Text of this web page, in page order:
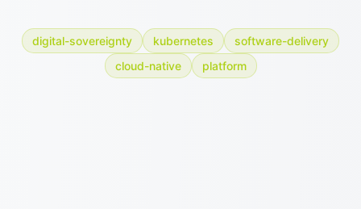
digital-sovereignty kubernetes
software-delivery
cloud-native
platform